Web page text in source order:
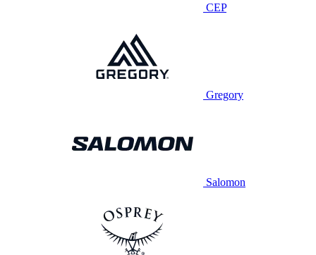
CEP
Gregory
Salomon